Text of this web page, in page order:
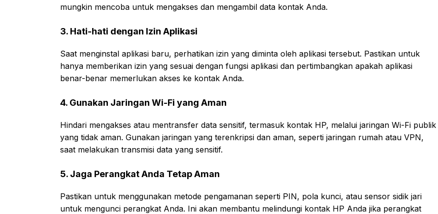
mungkin mencoba untuk mengakses dan mengambil data kontak Anda.
3. Hati-hati dengan Izin Aplikasi
Saat menginstal aplikasi baru, perhatikan izin yang diminta oleh aplikasi tersebut. Pastikan untuk
hanya memberikan izin yang sesuai dengan fungsi aplikasi dan pertimbangkan apakah aplikasi
benar-benar memerlukan akses ke kontak Anda.
4. Gunakan Jaringan Wi-Fi yang Aman
Hindari mengakses atau mentransfer data sensitif, termasuk kontak HP, melalui jaringan Wi-Fi publik
yang tidak aman. Gunakan jaringan yang terenkripsi dan aman, seperti jaringan rumah atau VPN,
saat melakukan transmisi data yang sensitif.
5. Jaga Perangkat Anda Tetap Aman
Pastikan untuk menggunakan metode pengamanan seperti PIN, pola kunci, atau sensor sidik jari
untuk mengunci perangkat Anda. Ini akan membantu melindungi kontak HP Anda jika perangkat